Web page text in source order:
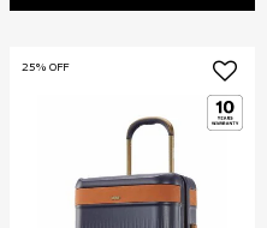
25% OFF